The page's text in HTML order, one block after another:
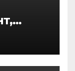
—